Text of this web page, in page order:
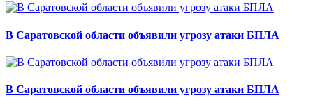
В Саратовской области объявили угрозу атаки БПЛА
В Саратовской области объявили угрозу атаки БПЛА